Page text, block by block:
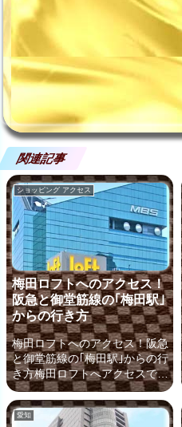
関連記事
ショッピング アクセス
梅田ロフトへのアクセス！
阪急と御堂筋線の｢梅田駅｣
からの行き方
梅田ロフトへのアクセス！阪急
と御堂筋線の｢梅田駅｣からの行
き方梅田ロフトへアクセスでき
る最寄り駅は「阪急」「阪神」
「御堂筋線」の梅田駅や中津
駅、「JR 大阪駅」、「谷町
愛知